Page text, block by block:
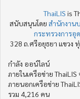
ThaiLIS is
สนับสนุนโดย สำนักงาน
กระทรวงการอุ
328 ถ.ศรีอยุธยา แขวง
กำลัง ออน์ไลน์
ภายในเครือข่าย
ภายนอกเครือข่าย
รวม 4,216 คน